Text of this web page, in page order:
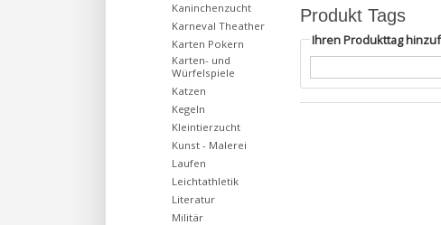
Produkt Tags
Ihren Produkttag
Kaninchenzucht
Karneval Theather
Karten Pokern
Karten- und
Würfelspiele
Katzen
Kegeln
Kleintierzucht
Kunst - Malerei
Laufen
Leichtathletik
Literatur
Militär